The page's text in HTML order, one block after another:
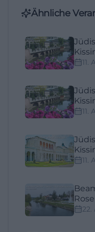
Ähnliche
11.
11.
11.